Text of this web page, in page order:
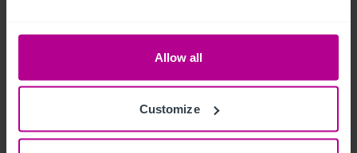
Allow all
Customize
Partager par email